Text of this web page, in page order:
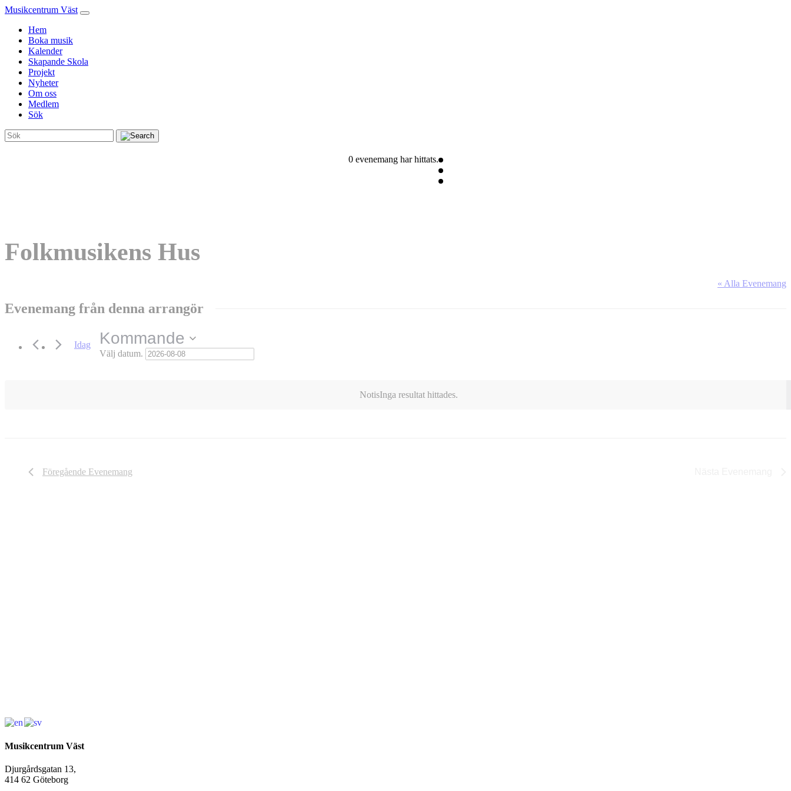
Musikcentrum Väst
Hem
Boka musik
Kalender
Skapande Skola
Projekt
Nyheter
Om oss
Medlem
Sök
0 evenemang har hittats.
Folkmusikens Hus
« Alla Evenemang
Evenemang från denna arrangör
NotisInga resultat hittades.
Idag Kommande
Välj datum.
Föregående Evenemang
Musikcentrum Väst
Djurgårdsgatan 13,
414 62 Göteborg